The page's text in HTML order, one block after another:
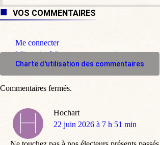
VOS COMMENTAIRES
Me connecter
M'inscrire à l'espace commentaire
Charte d'utilisation des commentaires
Hochart
dit
22 juin 2026 à 7 h 51 min
Commentaires fermés.